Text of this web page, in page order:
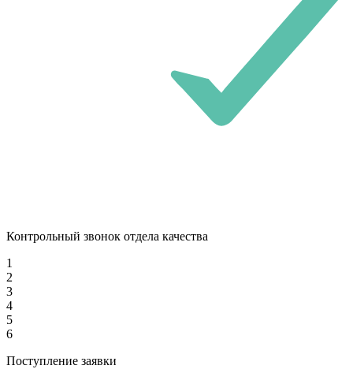
Контрольный звонок отдела качества
1
2
3
4
5
6
Поступление заявки